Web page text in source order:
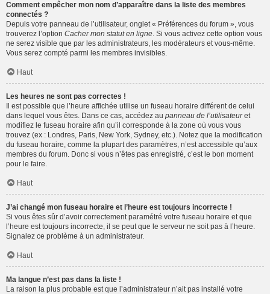
Comment empêcher mon nom d’apparaître dans la liste des membres
connectés ?
Depuis votre panneau de l’utilisateur, onglet « Préférences du forum », vous
trouverez l’option Cacher mon statut en ligne. Si vous activez cette option vous
ne serez visible que par les administrateurs, les modérateurs et vous-même.
Vous serez compté parmi les membres invisibles.
Haut
Les heures ne sont pas correctes !
Il est possible que l’heure affichée utilise un fuseau horaire différent de celui
dans lequel vous êtes. Dans ce cas, accédez au panneau de l’utilisateuret
modifiez le fuseau horaire afin qu’il corresponde à la zone où vous vous
trouvez (ex : Londres, Paris, New York, Sydney, etc.). Notez que la modification
du fuseau horaire, comme la plupart des paramètres, n’est accessible qu’aux
membres du forum. Donc si vous n’êtes pas enregistré, c’est le bon moment
pour le faire.
Haut
J’ai changé mon fuseau horaire et l’heure est toujours incorrecte !
Si vous êtes sûr d’avoir correctement paramétré votre fuseau horaire et que
l’heure est toujours incorrecte, il se peut que le serveur ne soit pas à l’heure.
Signalez ce problème à un administrateur.
Haut
Ma langue n’est pas dans la liste !
La raison la plus probable est que l’administrateur n’ait pas installé votre